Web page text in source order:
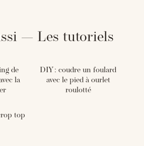
— Les tutoriels
de
la
DIY : coudre un foulard
avec le pied à ourlet
roulotté
top